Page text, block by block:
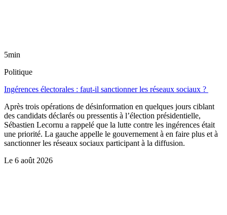
5min
Politique
Ingérences électorales : faut-il sanctionner les réseaux sociaux ?
Après trois opérations de désinformation en quelques jours ciblant
des candidats déclarés ou pressentis à l’élection présidentielle,
Sébastien Lecornu a rappelé que la lutte contre les ingérences était
une priorité. La gauche appelle le gouvernement à en faire plus et à
sanctionner les réseaux sociaux participant à la diffusion.
Le 6 août 2026